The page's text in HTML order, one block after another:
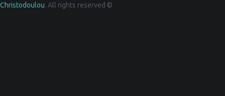
Christodoulou. All rights reserved ©